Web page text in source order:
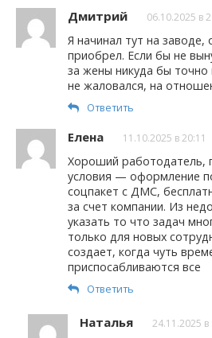
Дмитрий 06.10.2025 в
Я начинал тут на
приобрел. Если бы не
за жены никуда бы
не жаловался, на
Ответить
Елена 11.10.2025 в 20:11
Хороший работодатель,
условия — оформление
соцпакет с ДМС,
за счет компании. Из
указать то что задач
только для новых
создает, когда чуть
приспосабливаются все
Ответить
Наталья 24.11.2025 в